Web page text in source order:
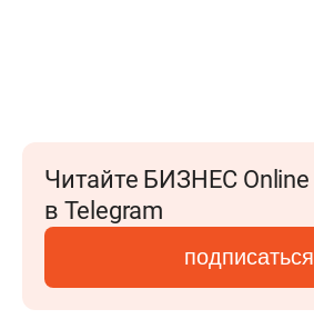
Читайте БИЗНЕС Online
в Telegram
подписаться